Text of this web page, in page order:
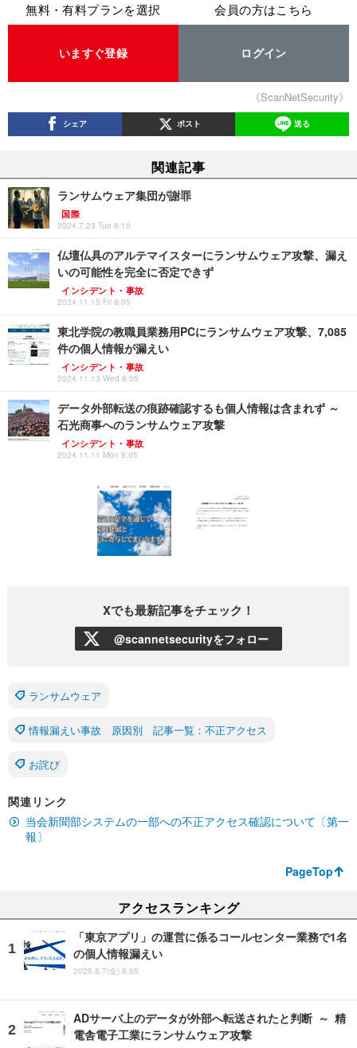
無料・有料プランを選択
いますぐ登録
会員の方はこちら
ログイン
《ScanNetSecurity》
シェア ポスト 送る
関連記事
ランサムウェア集団が謝罪
国際
2024.7.23 Tue 8:10
仏壇仏具のアルテマイスターにランサムウェア攻撃、漏え
いの可能性を完全に否定できず
インシデント・事故
2024.11.15 Fri 8:05
東北学院の教職員業務用PCにランサムウェア攻撃、7,085
件の個人情報が漏えい
インシデント・事故
2024.11.13 Wed 8:05
データ外部転送の痕跡確認するも個人情報は含まれず ～
石光商事へのランサムウェア攻撃
インシデント・事故
2024.11.11 Mon 8:05
Xでも最新記事をチェック！
@scannetsecurityをフォロー
ランサムウェア
情報漏えい事故 原因別 記事一覧：不正アクセス
お詫び
関連リンク
当会新聞部システムの一部への不正アクセス確認について〔第一
報〕
PageTop
アクセスランキング
「東京アプリ」の運営に係るコールセンター業務で1名
の個人情報漏えい
2026.8.7(金) 8:05
ADサーバ上のデータが外部へ転送されたと判断 ～ 精
電舎電子工業にランサムウェア攻撃